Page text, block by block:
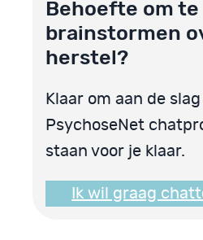
Behoefte om te
brainstormen
herstel?
Klaar om aan de
PsychoseNet
staan voor je klaar.
Ik wil graag